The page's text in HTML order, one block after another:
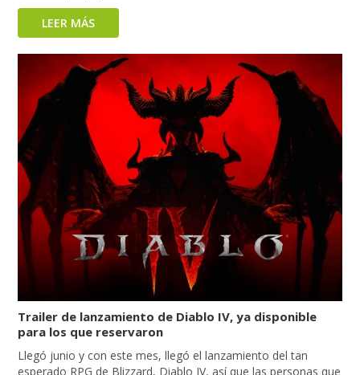
LEER MÁS
Trailer de lanzamiento de Diablo IV, ya disponible
para los que reservaron
Llegó junio y con este mes, llegó el lanzamiento del tan
esperado RPG de Blizzard, Diablo IV, así que las personas que